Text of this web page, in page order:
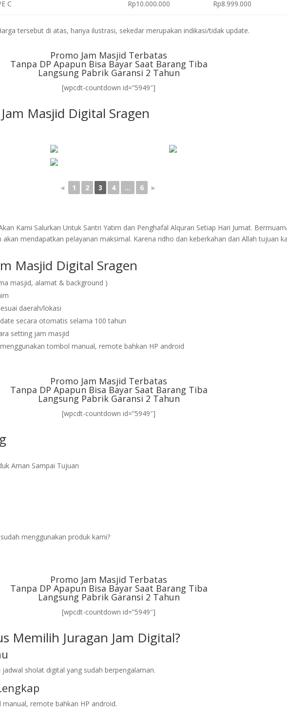
C Rp10.000.000 Rp8.999.000
tersebut di atas, hanya ilustrasi, sekedar merupakan indikasi/tidak update.
Promo Jam Masjid Terbatas
Tanpa DP Apapun Bisa Bayar Saat Barang Tiba
Langsung Pabrik Garansi 2 Tahun
[wpcdt-countdown id=”5949″]
Masjid Digital Sragen
◄ 1 2 3 4 ... 6 ►
Kami Salurkan Untuk Santri Yatim dan Penghafal Alquran Setiap Hari Jumat.
akan mendapatkan pelayanan maksimal. Karena ridho dan keberkahan dari Allah tujuan
Masjid Digital Sragen
masjid, alamat & background )
daerah/lokasi
secara otomatis selama 100 tahun
setting jam masjid
tombol manual, remote bahkan HP android
Promo Jam Masjid Terbatas
Tanpa DP Apapun Bisa Bayar Saat Barang Tiba
Langsung Pabrik Garansi 2 Tahun
[wpcdt-countdown id=”5949″]
Aman Sampai Tujuan
menggunakan produk kami?
Promo Jam Masjid Terbatas
Tanpa DP Apapun Bisa Bayar Saat Barang Tiba
Langsung Pabrik Garansi 2 Tahun
[wpcdt-countdown id=”5949″]
Memilih Juragan Jam Digital?
sholat digital yang sudah berpengalaman.
remote bahkan HP android.